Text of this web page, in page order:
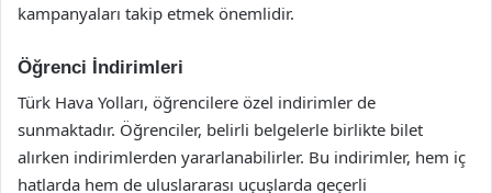
kampanyaları takip etmek önemlidir.
Öğrenci İndirimleri
Türk Hava Yolları, öğrencilere özel indirimler de
sunmaktadır. Öğrenciler, belirli belgelerle birlikte bilet
alırken indirimlerden yararlanabilirler. Bu indirimler, hem iç
hatlarda hem de uluslararası uçuşlarda geçerli